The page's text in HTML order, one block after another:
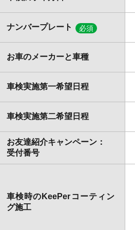
ナンバープレート 必須
お車のメーカーと車種
車検実施第一希望日程
車検実施第二希望日程
お友達紹介キャンペーン：
受付番号
車検時のKeePerコーティン
グ施工